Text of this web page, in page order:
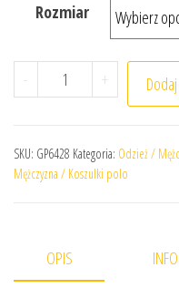
Rozmiar
- ilość Koszulka polo
+
SKU: GP6428 Kategoria: Odzież /
Mężczyzna / Koszulki polo
OPIS